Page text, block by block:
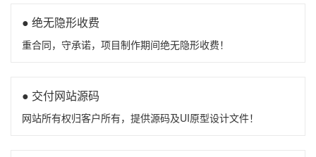
● 绝无隐形收费
重合同，守承诺，项目制作期间绝无隐形收费！
● 交付网站源码
网站所有权归客户所有，提供源码及UI原型设计文件！